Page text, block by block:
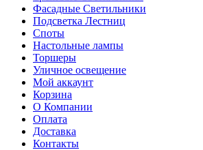
Фасадные Светильники
Подсветка Лестниц
Споты
Настольные лампы
Торшеры
Уличное освещение
Мой аккаунт
Корзина
О Компании
Оплата
Доставка
Контакты